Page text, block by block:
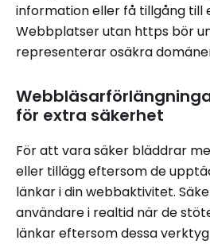
information eller få tillgång till
Webbplatser utan https bör
representerar osäkra
för extra säkerhet
För att vara säker bläddrar
eller tillägg eftersom de
länkar i din webbaktivitet.
användare i realtid när de
länkar eftersom dessa